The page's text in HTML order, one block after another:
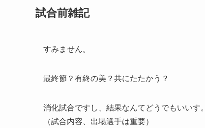
試合前雑記
すみません。
最終節？有終の美？共にたたかう？
消化試合ですし、結果なんてどうでもいいす。
（試合内容、出場選手は重要）